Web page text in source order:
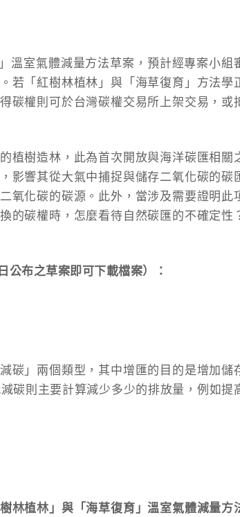
溫室氣體減量方法草案，預計經專案小組
若「紅樹林植林」與「海草復育」方法學
碳權則可於台灣碳權交易所上架交易，或
植樹造林，此為首次開放與海洋碳匯相關
影響其從大氣中捕捉與儲存二氧化碳的碳
氧化碳的碳源。此外，當涉及需要證明此
的碳權時，怎麼看待自然碳匯的不確定性
布之草案即可下載檔案）：
碳」兩個類型，其中增匯的目的是增加儲
碳則主要計算減少多少的排放量，例如提
林植林」與「海草復育」溫室氣體減量方